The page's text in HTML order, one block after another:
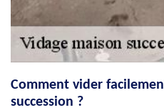
Comment vider
succession ?